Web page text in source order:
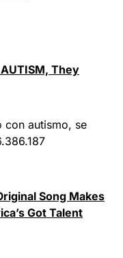
They
con autismo, se
Song Makes
Got Talent